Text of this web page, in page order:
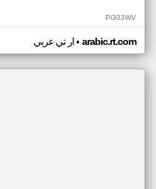
PG03WV
ار تي عربي• arabic.rt.com